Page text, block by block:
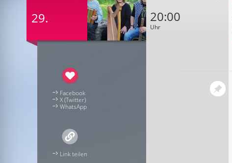
29. 20:00
Uhr
Facebook
X (Twitter)
WhatsApp
Link teilen